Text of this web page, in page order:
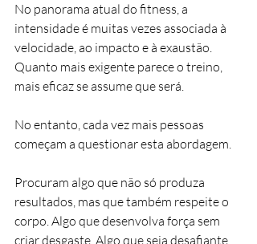
No panorama atual do fitness, a
intensidade é muitas vezes associada à
velocidade, ao impacto e à exaustão.
Quanto mais exigente parece o treino,
mais eficaz se assume que será.
No entanto, cada vez mais pessoas
começam a questionar esta abordagem.
Procuram algo que não só produza
resultados, mas que também respeite o
corpo. Algo que desenvolva força sem
criar desgaste. Algo que seja desafiante,